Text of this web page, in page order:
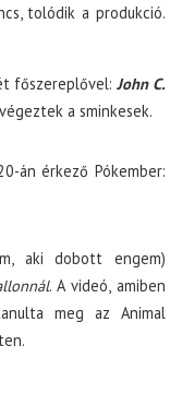
tolódik a produkció.
főszereplővel: John C.
a sminkesek.
án érkező Pókember:
aki dobott engem)
. A videó, amiben
meg az Animal